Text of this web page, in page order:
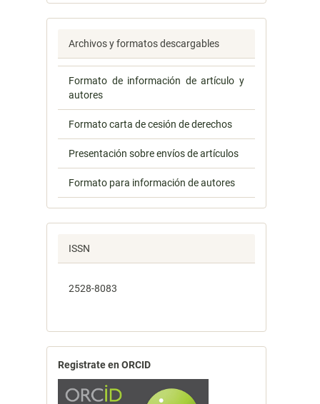
Archivos y formatos descargables
Formato de información de artículo y
autores
Formato carta de cesión de derechos
Presentación sobre envíos de artículos
Formato para información de autores
ISSN
2528-8083
Registrate en ORCID